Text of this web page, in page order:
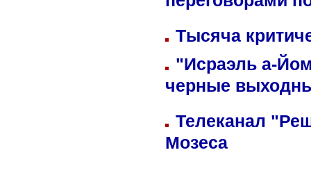
Тысяча
"Исраэль а-
черные
Телеканал
Мозеса